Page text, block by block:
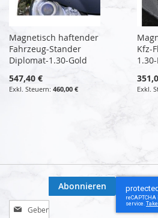
Magnetisch haftender
Fahrzeug-Stander
Diplomat-1.30-Gold
547,40 €
460,00 €
Kfz-
Melden
Abonnieren